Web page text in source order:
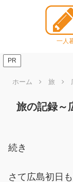
一人
PR
ホーム 旅
旅の記録～
続き
さて広島初日